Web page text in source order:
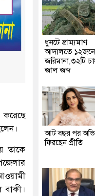
করেছে
তাকে
বাকী।
ধুনটে ভ্রাম্যমাণ
আদালতে
জরিমানা,৩২টি
জাল জব্দ
আট বছর পর
ফিরছেন প্রীতি